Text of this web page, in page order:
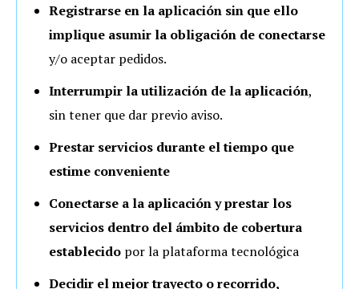
Registrarse en la aplicación sin que ello
implique asumir la obligación de conectarse
y/o aceptar pedidos.
Interrumpir la utilización de la aplicación,
sin tener que dar previo aviso.
Prestar servicios durante el tiempo que
estime conveniente
Conectarse a la aplicación y prestar los
servicios dentro del ámbito de cobertura
establecido por la plataforma tecnológica
Decidir el mejor trayecto o recorrido,